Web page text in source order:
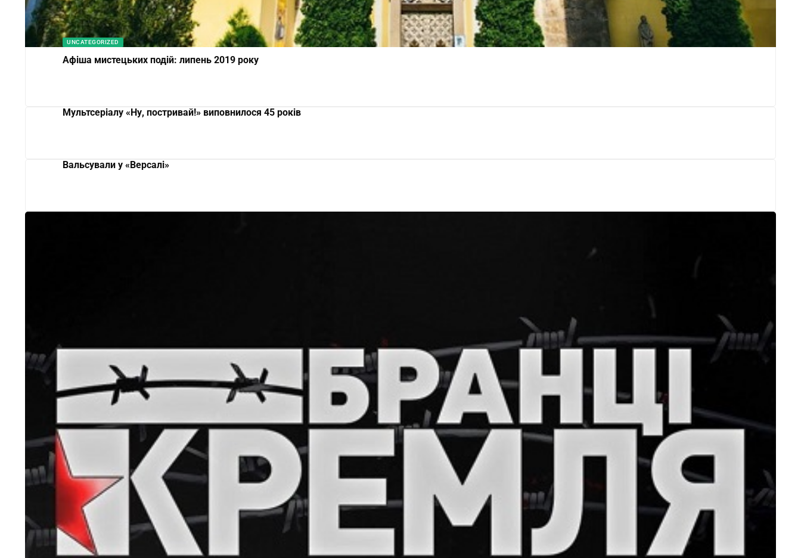
UNCATEGORIZED
Афіша мистецьких подій: липень 2019 року
Мультсеріалу «Ну, постривай!» виповнилося 45 років
Вальсували у «Версалі»